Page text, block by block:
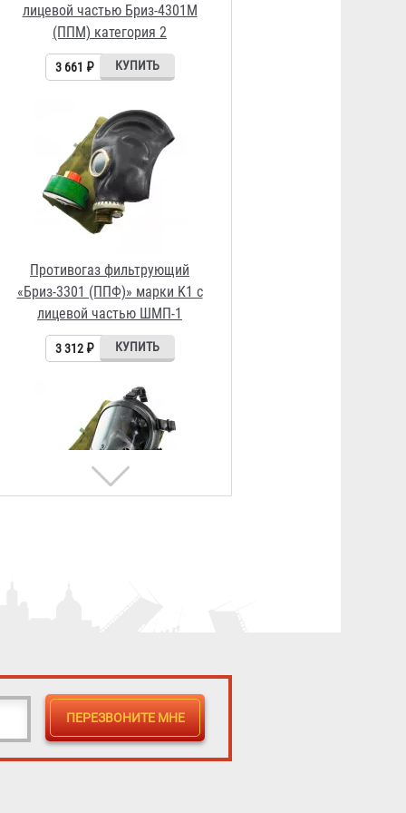
лицевой частью ШМП-1
3 312 ₽
«Бриз-3301 (ППФ)» марки K1 с
лицевой частью Бриз-4301М
(ППМ) категория 2
3 841 ₽